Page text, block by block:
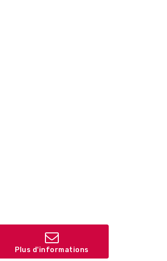
Plus d'informations